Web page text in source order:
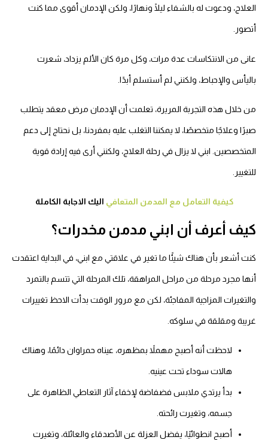
العلاج، ودعوت له بالشفاء ليلًا ونهارًا، ولكن الإدمان أقوى مما كنت
أتصور.
عانى من الانتكاسات عدة مرات، وكل مرة كان الألم يزداد، شعرت
باليأس والإحباط، ولكنني لم أستسلم أبدًا.
من خلال هذه التجربة المريرة، تعلمت أن الإدمان مرض معقد يتطلب
صبرًا وعلاجًا متخصصًا، لا يمكننا التغلب عليه بمفردنا، بل نحتاج إلى دعم
المتخصصين. ابني لا يزال في رحلة العلاج، ولكنني أرى فيه إرادة قوية
للتغيير.
كيفية التعامل مع المدمن المتعافي اليك الاجابة الكاملة
كيف أعرف أن ابني مدمن مخدرات؟
كنت أشعر بأن هناك شيئًا ما تغير في علاقتي مع ابني، في البداية اعتقدت
أنها مجرد مرحلة من مراحل المراهقة، تلك المرحلة التي تتسم بالتمرد
والتغيرات المزاجية المفاجئة، لكن مع مرور الوقت بدأت الاحظ تغييرات
غريبة ومقلقة في سلوكه.
لاحظت أنه أصبح مهملاً بمظهره، عيناه حمراوان دائمًا، وهناك
هالات سوداء تحت عينيه.
بدأ يرتدي ملابس فضفاضة لإخفاء آثار التعاطي الظاهرة على
جسمه، وتغيرت رائحته.
أصبح انطوائيًا، يفضل العزلة عن الأصدقاء والعائلة، وتغيرت